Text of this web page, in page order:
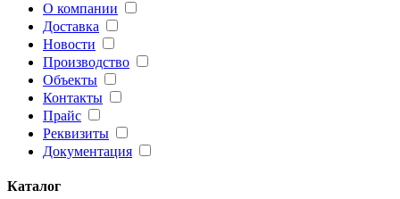
О компании
Доставка
Новости
Производство
Объекты
Контакты
Прайс
Реквизиты
Документация
Каталог